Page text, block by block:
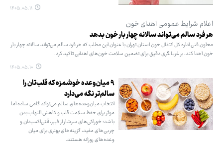
۱۴۰۵.۰۵.۱۱
اعلام شرایط عمومی اهدای خون
هر فرد سالم می‌تواند سالانه چهار بار خون بدهد
معاون فنی اداره کل انتقال خون استان تهران با عنوان این مطلب که هر فرد سالم می‌تواند سالانه چهار بار
خون اهدا کند، بر غربالگری دقیق برای تضمین سلامت خون‌های اهدایی تاکید کرد.
۱۴۰۵.۰۵.۱۰
۹ میان‌وعده خوشمزه که قلب‌تان را
سالم‌تر نگه می‌دارد
انتخاب میان‌وعده‌های سالم می‌تواند گامی ساده اما
موثر برای حفظ سلامت قلب و کاهش التهاب بدن
باشد؛ خوراکی‌های سرشار از فیبر، آنتی‌اکسیدان و
چربی‌های مفید، گزینه‌های بهتری برای میان
وعده‌های روزانه هستند.